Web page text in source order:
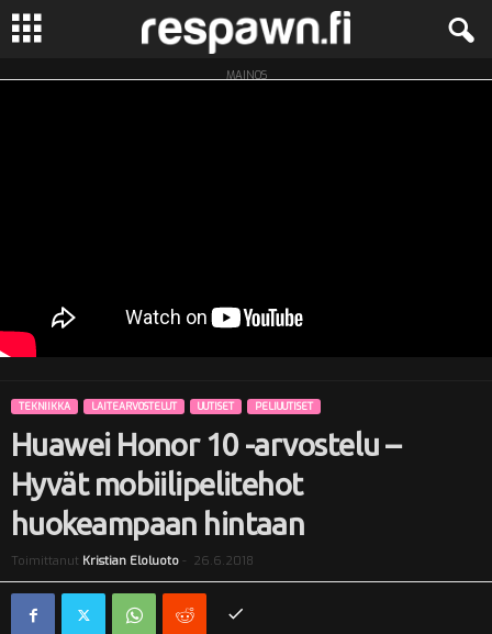
R
w
MAINOS
TEKNIIKKA LAITEARVOSTELUT UUTISET PELIUUTISET
Huawei Honor 10 -arvostelu –
Hyvät mobiilipelitehot
huokeampaan hintaan
Toimittanut Kristian Eloluoto - 26.6.2018